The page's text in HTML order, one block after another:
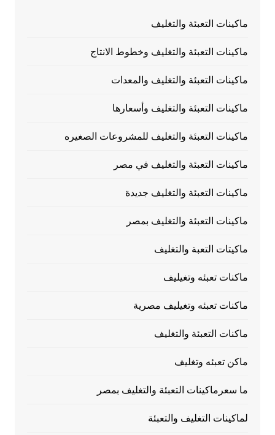
ماكينات التعبئة والتغليف
ماكينات التعبئة والتغليف وخطوط الانتاج
ماكينات التعبئة والتغليف والمعدات
ماكينات التعبئة والتغليف وأسعارها
ماكينات التعبئة والتغليف للمشروعات الصغيره
ماكينات التعبئة والتغليف في مصر
ماكينات التعبئة والتغليف جديدة
ماكينات التعبئة والتغليف بمصر
ماكيتات التعبة والتغليف
ماكنات تعبئه وتغيليف
ماكنات تعبئه وتغيليف مصرية
ماكنات التعبئة والتغليف
ماكن تعبئه وتغليف
ما سعرماكينات التعبئة والتغليف بمصر
لماكينات التغليف والتعبئة